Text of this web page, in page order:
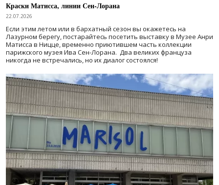
Краски Матисса, линии Сен-Лорана
22.07.2026
Если этим летом или в бархатный сезон вы окажетесь на
Лазурном берегу, постарайтесь посетить выставку в Музее Анри
Матисса в Ницце, временно приютившем часть коллекции
парижского музея Ива Сен-Лорана. Два великих француза
никогда не встречались, но их диалог состоялся!